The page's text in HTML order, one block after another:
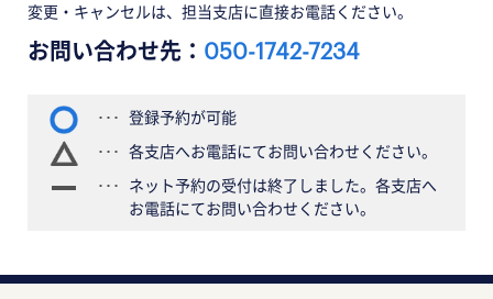
変更・キャンセルは、担当支店に直接お電話ください。
お問い合わせ先： 050-1742-7234
登録予約が可能
各支店へお電話にてお問い合わせください。
ネット予約の受付は終了しました。各支店へ
お電話にてお問い合わせください。